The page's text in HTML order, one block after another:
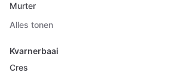
Murter
Alles tonen
Kvarnerbaai
Cres